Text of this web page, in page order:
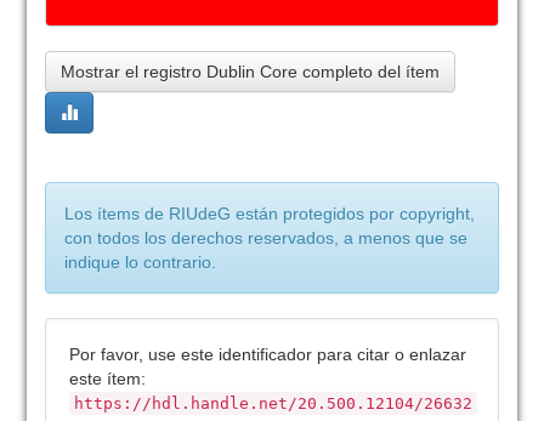
Mostrar el registro Dublin Core completo del ítem
Los ítems de RIUdeG están protegidos por copyright,
con todos los derechos reservados, a menos que se
indique lo contrario.
Por favor, use este identificador para citar o enlazar
este ítem:
https://hdl.handle.net/20.500.12104/26632